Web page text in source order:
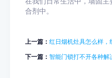
合剂中。
上一篇： 红日烟机灶具怎么样，
下一篇： 智能门锁打不开各种解